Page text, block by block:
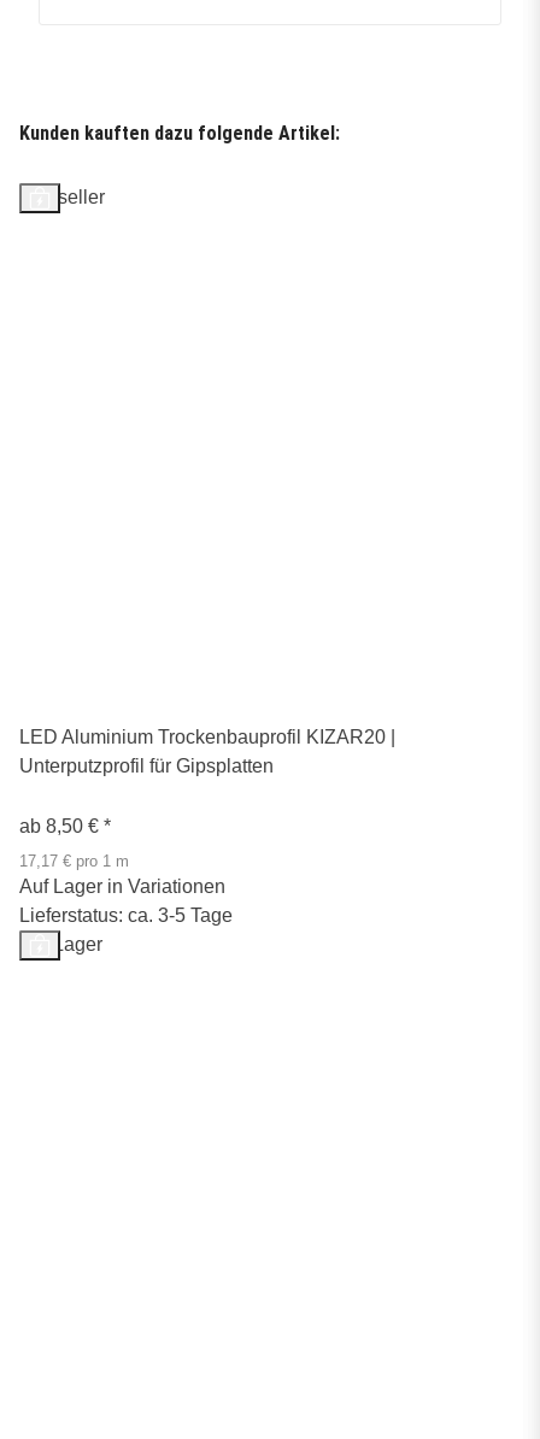
Kunden kauften dazu folgende Artikel:
Bestseller
LED Aluminium Trockenbauprofil KIZAR20 |
Unterputzprofil für Gipsplatten
ab 8,50 € *
17,17 € pro 1 m
Auf Lager in Variationen
Lieferstatus: ca. 3-5 Tage
Auf Lager